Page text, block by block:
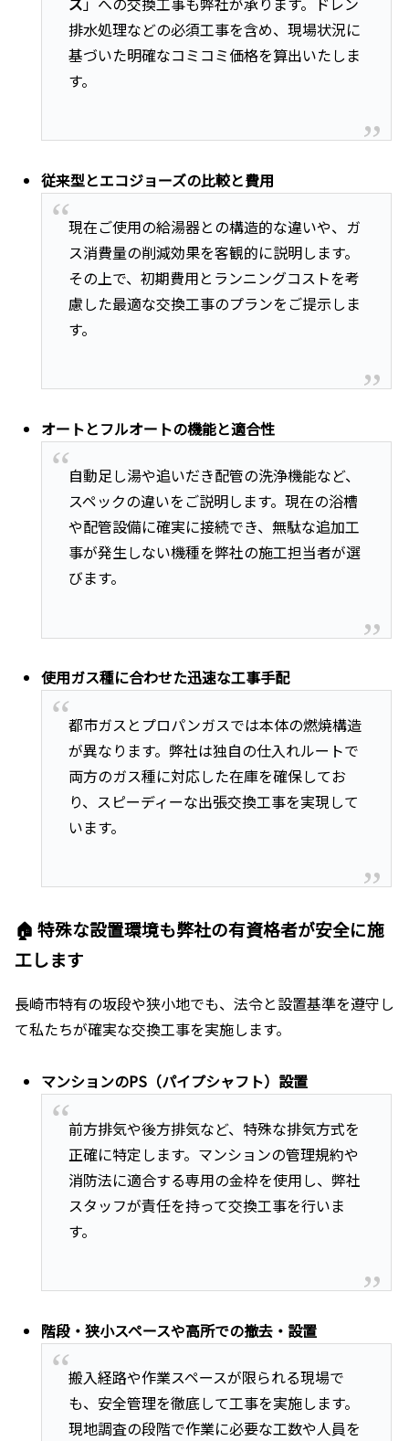
排水処理などの必須工事を含め、現場状況に
基づいた明確なコミコミ価格を算出いたしま
す。
従来型とエコジョーズの比較と費用
現在ご使用の給湯器との構造的な違いや、ガ
ス消費量の削減効果を客観的に説明します。
その上で、初期費用とランニングコストを考
慮した最適な交換工事のプランをご提示しま
す。
オートとフルオートの機能と適合性
自動足し湯や追いだき配管の洗浄機能など、
スペックの違いをご説明します。現在の浴槽
や配管設備に確実に接続でき、無駄な追加工
事が発生しない機種を弊社の施工担当者が選
びます。
使用ガス種に合わせた迅速な工事手配
都市ガスとプロパンガスでは本体の燃焼構造
が異なります。弊社は独自の仕入れルートで
両方のガス種に対応した在庫を確保してお
り、スピーディーな出張交換工事を実現して
います。
🏠 特殊な設置環境も弊社の有資格者が安全に施
工します
長崎市特有の坂段や狭小地でも、法令と設置基準を遵守し
て私たちが確実な交換工事を実施します。
マンションのPS（パイプシャフト）設置
前方排気や後方排気など、特殊な排気方式を
正確に特定します。マンションの管理規約や
消防法に適合する専用の金枠を使用し、弊社
スタッフが責任を持って交換工事を行いま
す。
階段・狭小スペースや高所での撤去・設置
搬入経路や作業スペースが限られる現場で
も、安全管理を徹底して工事を実施します。
現地調査の段階で作業に必要な工数や人員を